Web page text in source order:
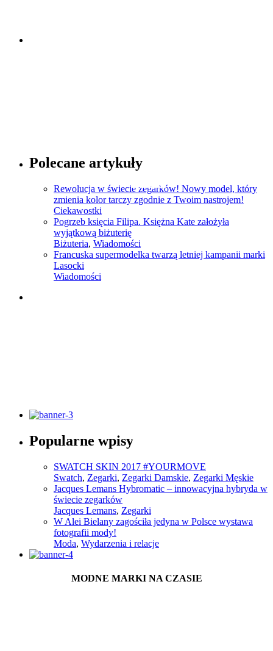
Sprawdź
Polecane artykuły
Rewolucja w świecie zegarków! Nowy model, który
zmienia kolor tarczy zgodnie z Twoim nastrojem!
Ciekawostki
Pogrzeb księcia Filipa. Księżna Kate założyła
wyjątkową biżuterię
Biżuteria, Wiadomości
Francuska supermodelka twarzą letniej kampanii marki
Lasocki
Wiadomości
Sprawdź
Popularne wpisy
SWATCH SKIN 2017 #YOURMOVE
Swatch, Zegarki, Zegarki Damskie, Zegarki Męskie
Jacques Lemans Hybromatic – innowacyjna hybryda w
świecie zegarków
Jacques Lemans, Zegarki
W Alei Bielany zagościła jedyna w Polsce wystawa
fotografii mody!
Moda, Wydarzenia i relacje
MODNE MARKI NA CZASIE